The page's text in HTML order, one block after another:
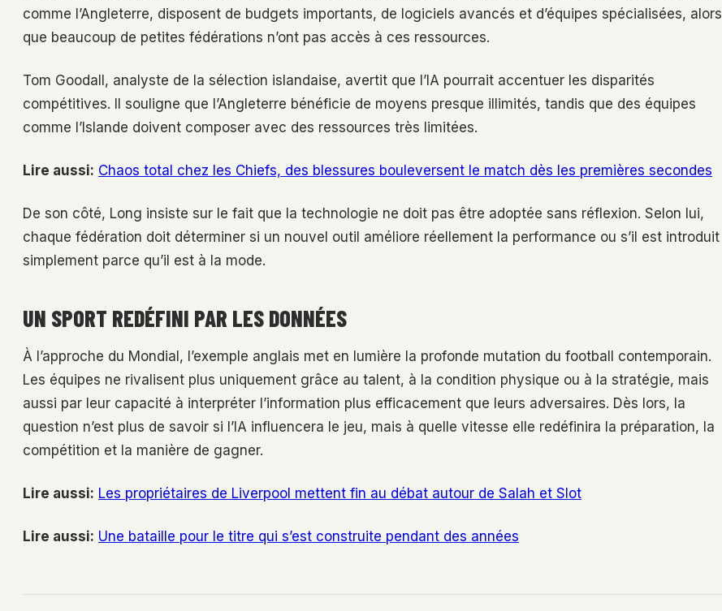
comme l’Angleterre, disposent de budgets importants, de logiciels avancés et d’équipes spécialisées, alors
que beaucoup de petites fédérations n’ont pas accès à ces ressources.
Tom Goodall, analyste de la sélection islandaise, avertit que l’IA pourrait accentuer les disparités
compétitives. Il souligne que l’Angleterre bénéficie de moyens presque illimités, tandis que des équipes
comme l’Islande doivent composer avec des ressources très limitées.
Lire aussi: Chaos total chez les Chiefs, des blessures bouleversent le match dès les premières secondes
De son côté, Long insiste sur le fait que la technologie ne doit pas être adoptée sans réflexion. Selon lui,
chaque fédération doit déterminer si un nouvel outil améliore réellement la performance ou s’il est introduit
simplement parce qu’il est à la mode.
UN SPORT REDÉFINI PAR LES DONNÉES
À l’approche du Mondial, l’exemple anglais met en lumière la profonde mutation du football contemporain.
Les équipes ne rivalisent plus uniquement grâce au talent, à la condition physique ou à la stratégie, mais
aussi par leur capacité à interpréter l’information plus efficacement que leurs adversaires. Dès lors, la
question n’est plus de savoir si l’IA influencera le jeu, mais à quelle vitesse elle redéfinira la préparation, la
compétition et la manière de gagner.
Lire aussi: Les propriétaires de Liverpool mettent fin au débat autour de Salah et Slot
Lire aussi: Une bataille pour le titre qui s’est construite pendant des années